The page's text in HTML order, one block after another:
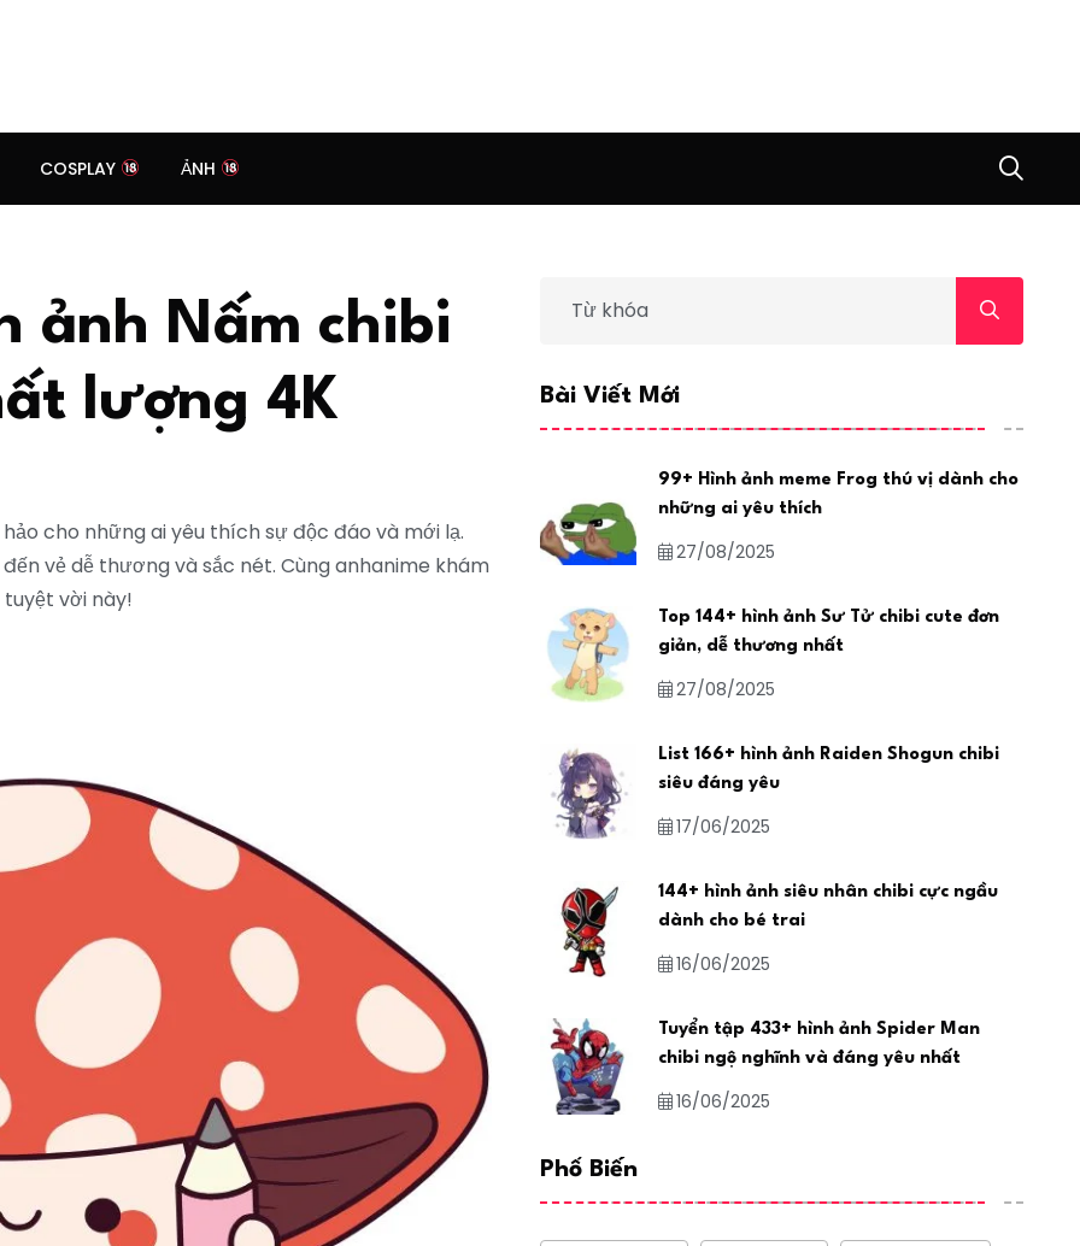
COSPLAY ẢNH
ảnh Nấm chibi
lượng 4K
cho những ai yêu thích sự độc đáo và mới lạ.
vẻ dễ thương và sắc nét. Cùng anhanime khám
vời này!
Bài Viết Mới
99+ Hình ảnh meme Frog thú vị dành cho
những ai yêu thích
27/08/2025
Top 144+ hình ảnh Sư Tử chibi cute đơn
giản, dễ thương nhất
27/08/2025
List 166+ hình ảnh Raiden Shogun chibi
siêu đáng yêu
17/06/2025
144+ hình ảnh siêu nhân chibi cực ngầu
dành cho bé trai
16/06/2025
Tuyển tập 433+ hình ảnh Spider Man
chibi ngộ nghĩnh và đáng yêu nhất
16/06/2025
Phổ Biến